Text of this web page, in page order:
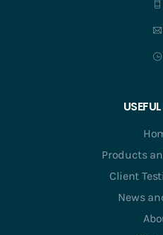
Products
Client
News